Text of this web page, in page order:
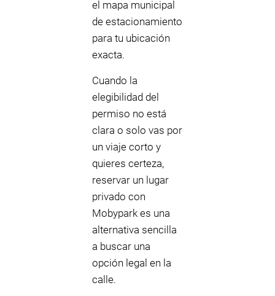
el mapa municipal
de estacionamiento
para tu ubicación
exacta.
Cuando la
elegibilidad del
permiso no está
clara o solo vas por
un viaje corto y
quieres certeza,
reservar un lugar
privado con
Mobypark es una
alternativa sencilla
a buscar una
opción legal en la
calle.